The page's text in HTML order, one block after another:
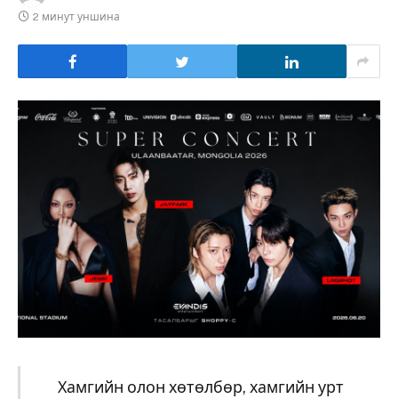
2 минут уншина
Хамгийн олон хөтөлбөр, хамгийн урт